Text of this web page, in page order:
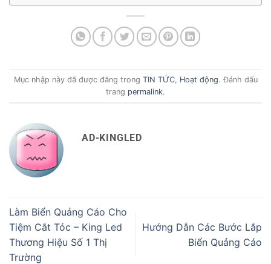
Mục nhập này đã được đăng trong TIN TỨC, Hoạt động. Đánh dấu
trang permalink.
AD-KINGLED
Làm Biển Quảng Cáo Cho
Tiệm Cắt Tóc – King Led
Thương Hiệu Số 1 Thị
Trường
Hướng Dẫn Các Bước Lắp
Biển Quảng Cáo